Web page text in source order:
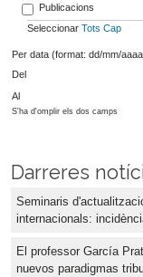
Publicacions
Seleccionar Tots Cap
Per data (format: dd/mm/
Del
Al
S'ha d'omplir els dos camps
Darreres
Seminaris
internacionals:
El professor García
nuevos paradigmas